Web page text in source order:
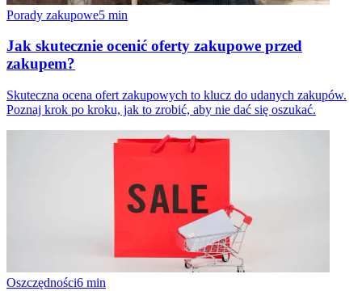
Porady zakupowe5 min
Jak skutecznie ocenić oferty zakupowe przed
zakupem?
Skuteczna ocena ofert zakupowych to klucz do udanych zakupów.
Poznaj krok po kroku, jak to zrobić, aby nie dać się oszukać.
Oszczędności6 min